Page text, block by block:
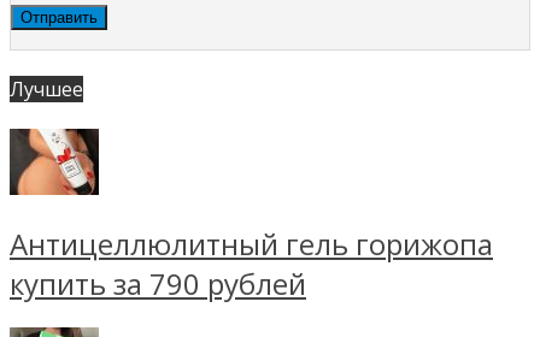
Лучшее
Антицеллюлитный гель горижопа
купить за 790 рублей